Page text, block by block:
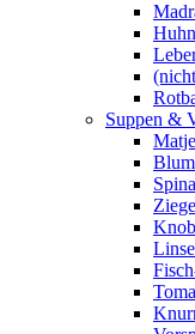
Suppen &